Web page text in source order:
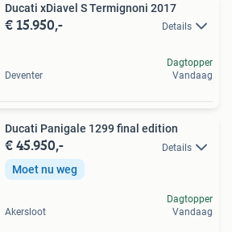
Ducati xDiavel S Termignoni 2017
€ 15.950,- Details
Deventer
Dagtopper
Vandaag
Ducati Panigale 1299 final edition
€ 45.950,- Details
Moet nu weg
Akersloot
Dagtopper
Vandaag